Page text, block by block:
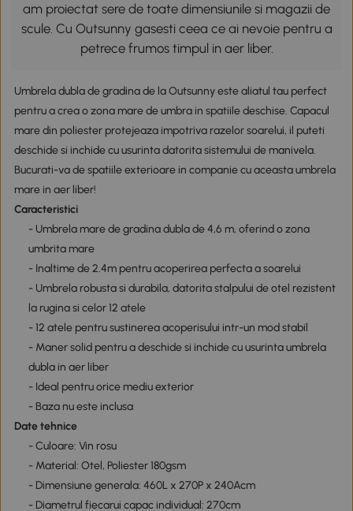
am proiectat sere de toate dimensiunile si magazii de
scule. Cu Outsunny gasesti ceea ce ai nevoie pentru a
petrece frumos timpul in aer liber.
Umbrela dubla de gradina de la Outsunny este aliatul tau perfect
pentru a crea o zona mare de umbra in spatiile deschise. Capacul
mare din poliester protejeaza impotriva razelor soarelui, il puteti
deschide si inchide cu usurinta datorita sistemului de manivela.
Bucurati-va de spatiile exterioare in companie cu aceasta umbrela
mare in aer liber!
Caracteristici
- Umbrela mare de gradina dubla de 4,6 m, oferind o zona
umbrita mare
- Inaltime de 2.4m pentru acoperirea perfecta a soarelui
- Umbrela robusta si durabila, datorita stalpului de otel rezistent
la rugina si celor 12 atele
- 12 atele pentru sustinerea acoperisului intr-un mod stabil
- Maner solid pentru a deschide si inchide cu usurinta umbrela
dubla in aer liber
- Ideal pentru orice mediu exterior
- Baza nu este inclusa
Date tehnice
- Culoare: Vin rosu
- Material: Otel, Poliester 180gsm
- Dimensiune generala: 460L x 270P x 240Acm
- Diametrul fiecarui capac individual: 270cm